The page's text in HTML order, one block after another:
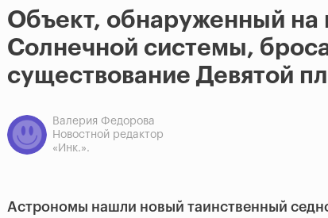
Объект, обнаруженный на
Солнечной системы,
существование Девятой
Валерия Федорова
Новостной редактор
«Инк.».
Астрономы нашли новый таинственный